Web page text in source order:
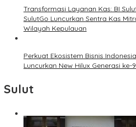
Transformasi Layanan Kas: BI
SulutGo Luncurkan Sentra Kas
Wilayah Kepulauan
Perkuat Ekosistem Bisnis
Luncurkan New Hilux Generasi ke-
Sulut